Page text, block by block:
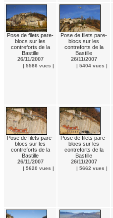
Pose de filets pare-
blocs sur les
contreforts de la
Bastille
26/11/2007
| 5586 vues |
Pose de filets pare-
blocs sur les
contreforts de la
Bastille
26/11/2007
| 5404 vues |
Pose de filets pare-
blocs sur les
contreforts de la
Bastille
26/11/2007
| 5620 vues |
Pose de filets pare-
blocs sur les
contreforts de la
Bastille
26/11/2007
| 5662 vues |